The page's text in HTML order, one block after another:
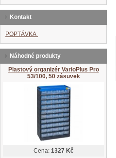
Kontakt
POPTÁVKA
Náhodné produkty
Plastový organizér VarioPlus Pro
53/100, 50 zásuvek
Cena: 1327 Kč